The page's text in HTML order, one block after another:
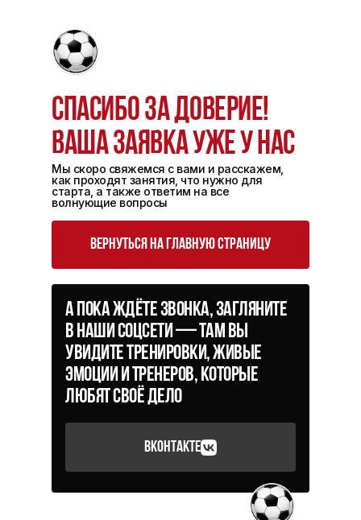
Мы скоро свяжемся с вами и расскажем,
как проходят занятия, что нужно для
старта, а также ответим на все
волнующие вопросы
вернуться на главную страницу
Спасибо за доверие!
Ваша заявка уже у нас
А пока ждёте звонка, загляните
в наши соцсети — там вы
увидите тренировки, живые
эмоции и тренеров, которые
любят своё дело
вконтакте